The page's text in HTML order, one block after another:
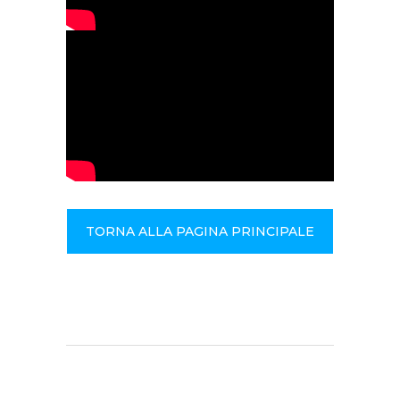
TORNA ALLA PAGINA PRINCIPALE